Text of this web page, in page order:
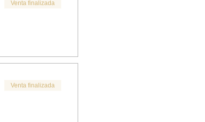
Venta finalizada
Venta finalizada